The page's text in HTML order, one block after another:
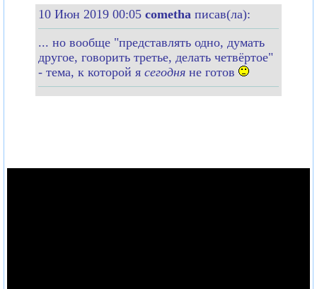
10 Июн 2019 00:05 cometha писав(ла):
... но вообще "представлять одно, думать
другое, говорить третье, делать четвёртое"
- тема, к которой я сегодня не готов